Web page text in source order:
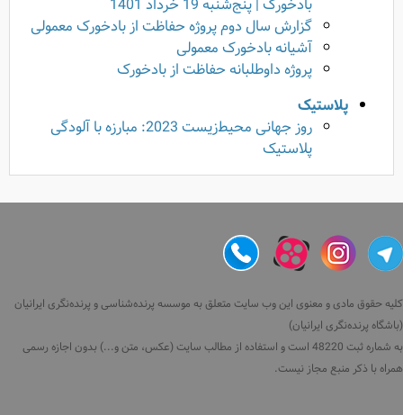
گزارش سال دوم پروژه حفاظت از بادخورک معمولی
آشیانه بادخورک معمولی
پروژه داوطلبانه حفاظت از بادخورک
پلاستیک
روز جهانی محیط‌زیست 2023: مبارزه با آلودگی
پلاستیک
کلیه حقوق مادی و معنوی این وب سایت متعلق به موسسه پرنده‌شناسی و پرنده‌نگری ایرانیان
(باشگاه پرنده‌نگری ایرانیان)
به شماره ثبت 48220 است و استفاده از مطالب سایت (عکس، متن و...) بدون اجازه رسمی
همراه با ذکر منبع مجاز نیست.